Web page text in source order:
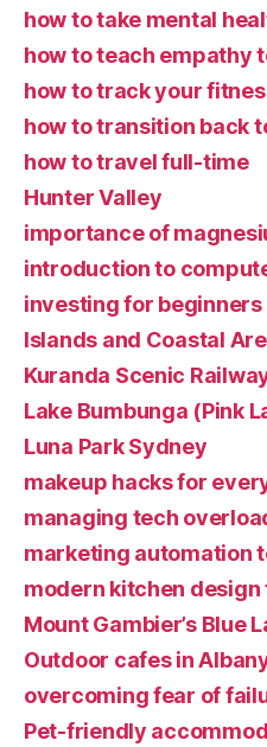
how to take mental
how to teach empathy
how to track your
how to transition back
how to travel full-time
Hunter Valley
importance of
introduction to
investing for beginners
Islands and Coastal
Kuranda Scenic
Lake Bumbunga (Pink
Luna Park Sydney
makeup hacks for
managing tech
marketing automation
modern kitchen design
Mount Gambier’s Blue
Outdoor cafes in
overcoming fear of
Pet-friendly